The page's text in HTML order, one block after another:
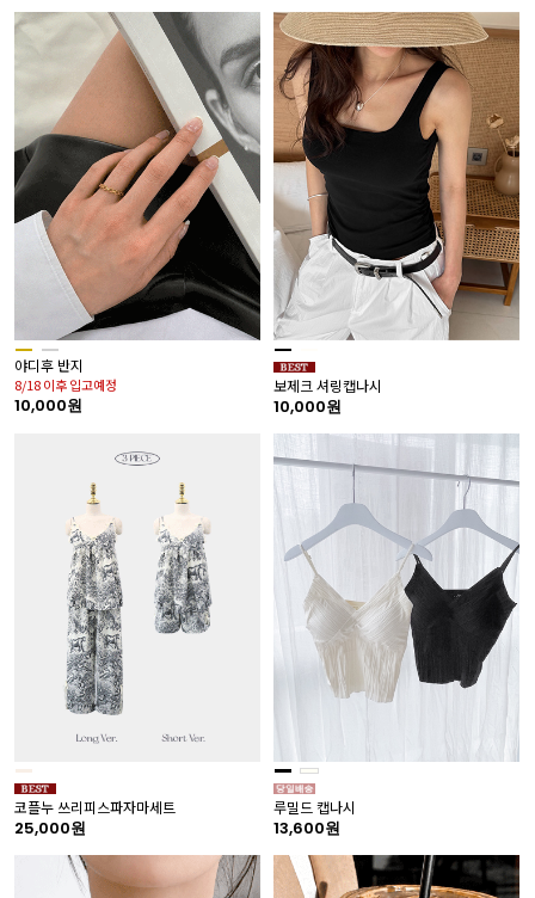
야디후 반지
8/18 이후 입고예정
10,000원
보제크 셔링캡나시
10,000원
코플누 쓰리피스파자마세트
25,000원
루밀드 캡나시
13,600원